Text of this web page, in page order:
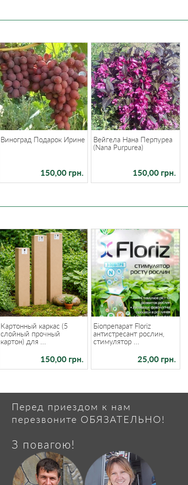
Виноград Подарок Ирине
150,00 грн.
Вейгела Нана Перпуреа
(Nana Purpurea)
150,00 грн.
Картонный каркас (5
слойный прочный
картон) для ...
150,00 грн.
Біопрепарат Floriz
антистресант рослин,
стимулятор ...
25,00 грн.
Перед приездом к нам
перезвоните ОБЯЗАТЕЛЬНО!
З повагою!